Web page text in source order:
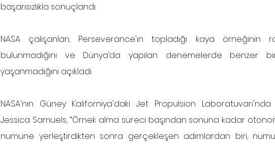
başarısızlıkla sonuçlandı.
NASA çalışanları, Perseverance'ın topladığı kaya
bulunmadığını ve Dünya’da yapılan denemelerde
yaşanmadığını açıkladı.
NASA'nın Güney Kaliforniya'daki Jet Propulsion
Jessica Samuels, “Örnek alma süreci başından sonuna kadar
numune yerleştirdikten sonra gerçekleşen adımlardan biri,